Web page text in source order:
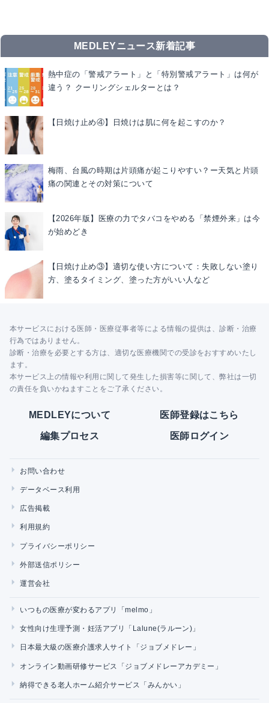
MEDLEYニュース新着記事
熱中症の「警戒アラート」と「特別警戒アラート」は何が
違う？ クーリングシェルターとは？
【日焼け止め④】日焼けは肌に何を起こすのか？
梅雨、台風の時期は片頭痛が起こりやすい？ー天気と片頭
痛の関連とその対策について
【2026年版】医療の力でタバコをやめる「禁煙外来」は今
が始めどき
【日焼け止め③】適切な使い方について：失敗しない塗り
方、塗るタイミング、塗った方がいい人など
本サービスにおける医師・医療従事者等による情報の提供は、診断・治療
行為ではありません。
診断・治療を必要とする方は、適切な医療機関での受診をおすすめいたし
ます。
本サービス上の情報や利用に関して発生した損害等に関して、弊社は一切
の責任を負いかねますことをご了承ください。
MEDLEYについて 医師登録はこちら
編集プロセス 医師ログイン
お問い合わせ
データベース利用
広告掲載
利用規約
プライバシーポリシー
外部送信ポリシー
運営会社
いつもの医療が変わるアプリ「melmo」
女性向け生理予測・妊活アプリ「Lalune(ラルーン)」
日本最大級の医療介護求人サイト「ジョブメドレー」
オンライン動画研修サービス「ジョブメドレーアカデミー」
納得できる老人ホーム紹介サービス「みんかい」